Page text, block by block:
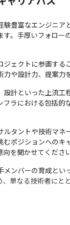
験豊富なエンジニア
。手厚いフォロー
ジェクトに参画する
や設計力、提案力
設計といった上流工
フラにおける包括的
ルタントや技術マネ
むポジションへのキ
を聞かせてください
メンバーの育成とい
、単なる技術者にと